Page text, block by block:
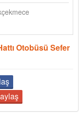
Otobüsü Sefer